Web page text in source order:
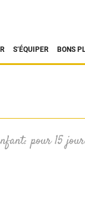
S’ÉQUIPER BONS
pour 15